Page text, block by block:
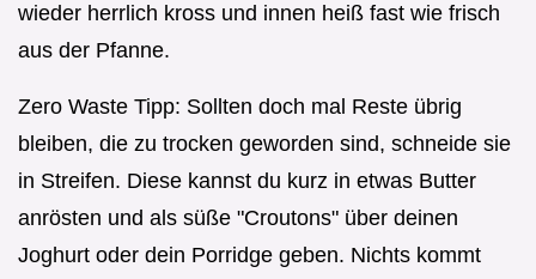
wieder herrlich kross und innen heiß fast wie frisch
aus der Pfanne.
Zero Waste Tipp: Sollten doch mal Reste übrig
bleiben, die zu trocken geworden sind, schneide sie
in Streifen. Diese kannst du kurz in etwas Butter
anrösten und als süße "Croutons" über deinen
Joghurt oder dein Porridge geben. Nichts kommt